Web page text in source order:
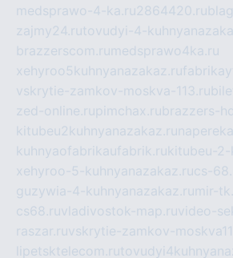
medsprawo-4-ka.ru2864420.ru
zajmy24.rutovudyi-4-
brazzerscom.ru medsprawo4ka.ru
xehyroo5kuhnyanazakaz.ru
vskrytie-zamkov-moskva-113.ru
zed-online.rupimchax.rubrazzers-
kitubeu2kuhnyanazakaz.ru
kuhnyaofabrikaufabrik.rukitubeu-2-
xehyroo-5-kuhnyanazakaz.rucs-
guzywia-4-kuhnyanazakaz.ru mir-
cs68.ruvladivostok-map.ruvideo-
raszar.ruvskrytie-zamkov-
lipetsktelecom.ru